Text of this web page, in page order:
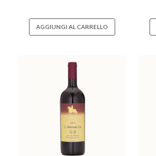
AGGIUNGI AL CARRELLO